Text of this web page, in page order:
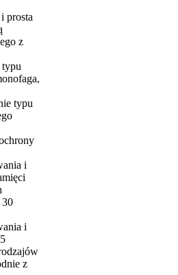
prosta
z
typu
i
i
z